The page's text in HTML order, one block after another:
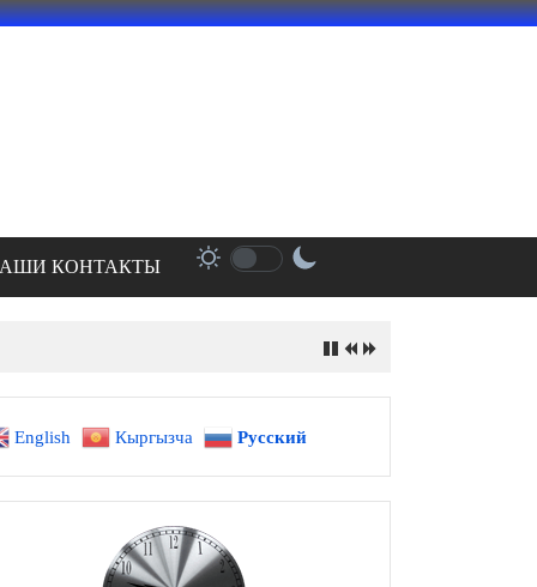
КОНТАКТЫ
English Кыргызча Русский